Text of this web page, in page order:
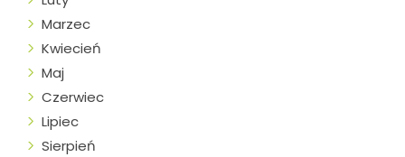
Marzec
Kwiecień
Maj
Czerwiec
Lipiec
Sierpień